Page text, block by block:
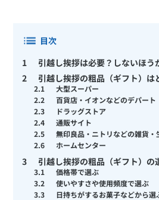
目次
1
引越し挨拶は必要？しないほう
2
引越し挨拶の粗品（ギフト）は
2.1
大型スーパー
2.2
百貨店・イオンなどのデパート
2.3
ドラッグストア
2.4
通販サイト
2.5
無印良品・ニトリなどの雑貨・
2.6
ホームセンター
3 引越し挨拶の粗品（ギフト）の
3.1
価格帯で選ぶ
3.2
使いやすさや使用頻度で選ぶ
3.3
日持ちがするお菓子などから選